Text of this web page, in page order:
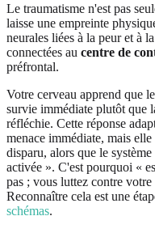
Le traumatisme n'est pas
laisse une empreinte
neurales liées à la peur et à
connectées au centre de
préfrontal.
Votre cerveau apprend que
survie immédiate plutôt que
réfléchie. Cette réponse
menace immédiate, mais
disparu, alors que le
activée ». C'est pourquoi «
pas ; vous luttez contre
Reconnaître cela est une
schémas.